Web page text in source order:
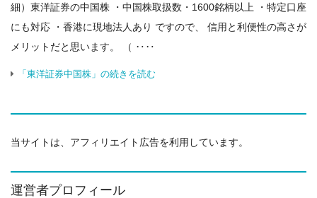
細）東洋証券の中国株 ・中国株取扱数・1600銘柄以上 ・特定口座
にも対応 ・香港に現地法人あり ですので、 信用と利便性の高さが
メリットだと思います。 （ ‥‥
「東洋証券中国株」の続きを読む
当サイトは、アフィリエイト広告を利用しています。
運営者プロフィール